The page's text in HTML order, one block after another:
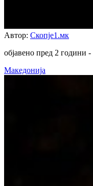
Автор: Скопје1.мк
објавено пред 2 години -
Македонија